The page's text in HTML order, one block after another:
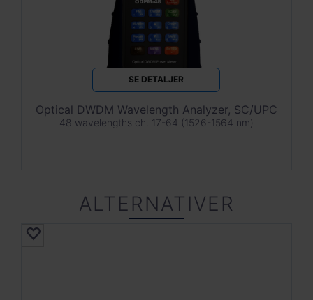
SE DETALJER
Optical DWDM Wavelength Analyzer, SC/UPC
48 wavelengths ch. 17-64 (1526-1564 nm)
ALTERNATIVER